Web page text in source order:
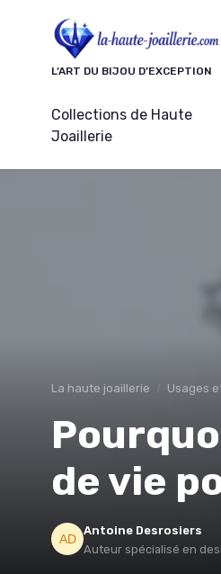
L’ART DU BIJOU D’EXCEPTION
Collections de Haute
Joaillerie
La haute joaillerie Usages
de vie
Antoine Desrosiers
Auteur spécialisé en